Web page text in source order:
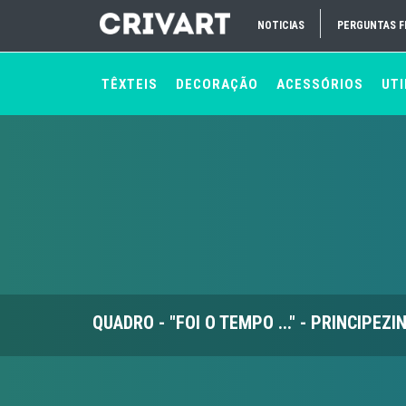
NOTICIAS PERGUNTAS
TÊXTEIS DECORAÇÃO ACESSÓRIOS
QUADRO - "FOI O TEMPO ..." -